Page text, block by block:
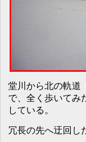
堂川から北の軌道
で、全く歩いてみ
している。
冗長の先へ迂回し